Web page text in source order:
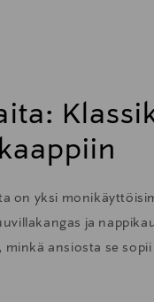
on yksi
ja
ansiosta se